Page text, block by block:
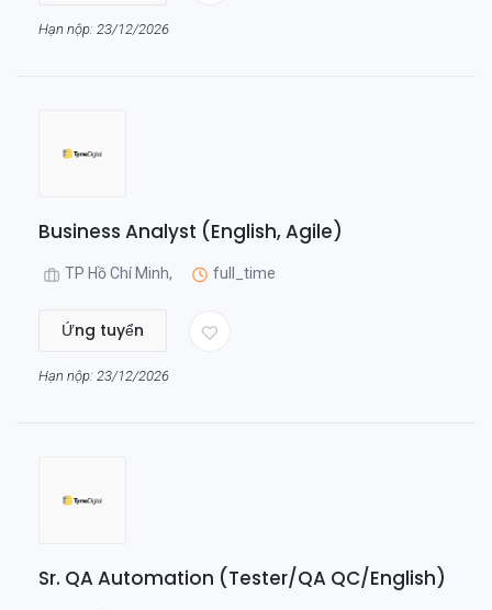
Hạn nộp: 23/12/2026
Business Analyst (English, Agile)
TP Hồ Chí Minh, full_time
Ứng tuyển
Hạn nộp: 23/12/2026
Sr. QA Automation (Tester/QA QC/English)